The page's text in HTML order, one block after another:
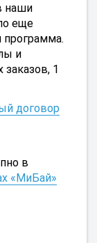
наши
еще
программа.
и
1
договор
в
«МиБай»